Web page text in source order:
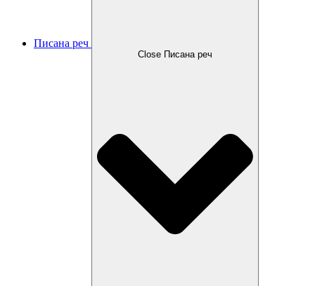
Писана реч
Close Писана реч